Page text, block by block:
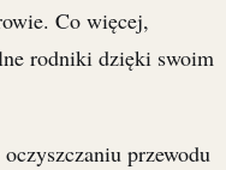
Co więcej,
rodniki dzięki swoim
przewodu